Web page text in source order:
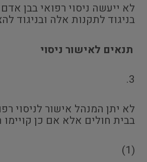
לא ייעשה ניסוי רפואי בבן
בניגוד לתקנות אלה ובניגוד
תנאים לאישור ניסוי
3.
לא יתן המנהל אישור לניסוי
בבית חולים אלא אם כן
(1)